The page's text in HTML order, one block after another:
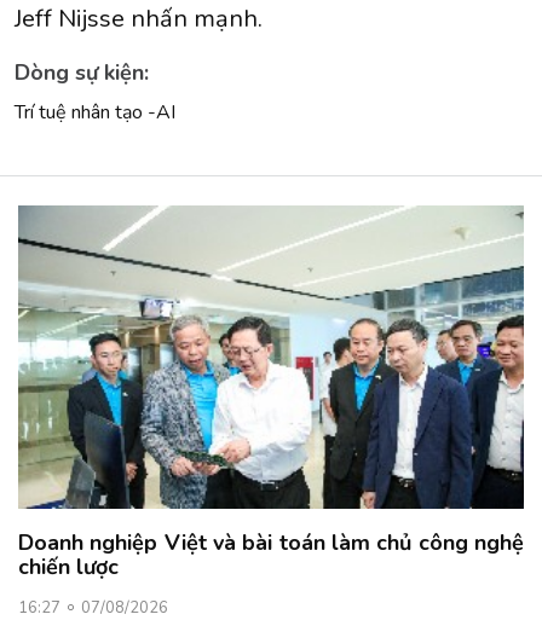
Jeff Nijsse nhấn mạnh.
Dòng sự kiện:
Trí tuệ nhân tạo -AI
Doanh nghiệp Việt và bài toán làm chủ công nghệ
chiến lược
16:27 07/08/2026